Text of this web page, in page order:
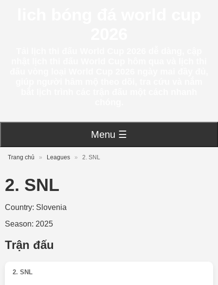
Menu ☰
Trang chủ » Leagues » 2. SNL
2. SNL
Country: Slovenia
Season: 2025
Trận đấu
2. SNL